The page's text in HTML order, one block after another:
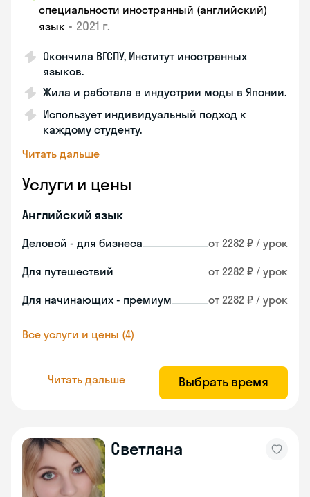
специальности иностранный (английский)
язык • 2021 г.
Окончила ВГСПУ, Институт иностранных
языков.
Жила и работала в индустрии моды в Японии.
Использует индивидуальный подход к
каждому студенту.
Читать дальше
Услуги и цены
Английский язык
Деловой - для бизнеса от 2282 ₽ / урок
Для путешествий от 2282 ₽ / урок
Для начинающих - премиум от 2282 ₽ / урок
Все услуги и цены (4)
Читать дальше Выбрать время
Светлана